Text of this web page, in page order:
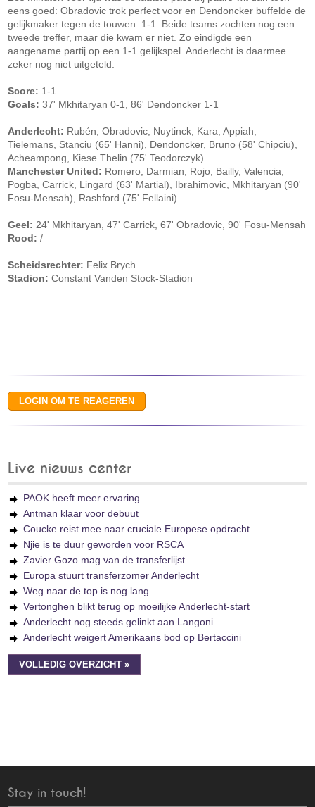
eens goed: Obradovic trok perfect voor en Dendoncker buffelde de
gelijkmaker tegen de touwen: 1-1. Beide teams zochten nog een
tweede treffer, maar die kwam er niet. Zo eindigde een
aangename partij op een 1-1 gelijkspel. Anderlecht is daarmee
zeker nog niet uitgeteld.
Score: 1-1
Goals: 37' Mkhitaryan 0-1, 86' Dendoncker 1-1
Anderlecht: Rubén, Obradovic, Nuytinck, Kara, Appiah,
Tielemans, Stanciu (65' Hanni), Dendoncker, Bruno (58' Chipciu),
Acheampong, Kiese Thelin (75' Teodorczyk)
Manchester United: Romero, Darmian, Rojo, Bailly, Valencia,
Pogba, Carrick, Lingard (63' Martial), Ibrahimovic, Mkhitaryan (90'
Fosu-Mensah), Rashford (75' Fellaini)
Geel: 24' Mkhitaryan, 47' Carrick, 67' Obradovic, 90' Fosu-Mensah
Rood: /
Scheidsrechter: Felix Brych
Stadion: Constant Vanden Stock-Stadion
Live nieuws center
PAOK heeft meer ervaring
Antman klaar voor debuut
Coucke reist mee naar cruciale Europese opdracht
Njie is te duur geworden voor RSCA
Zavier Gozo mag van de transferlijst
Europa stuurt transferzomer Anderlecht
Weg naar de top is nog lang
Vertonghen blikt terug op moeilijke Anderlecht-start
Anderlecht nog steeds gelinkt aan Langoni
Anderlecht weigert Amerikaans bod op Bertaccini
VOLLEDIG OVERZICHT »
Stay in touch!